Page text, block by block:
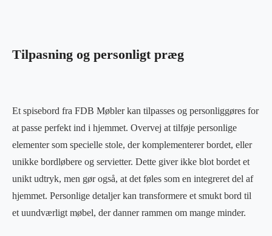
Tilpasning og personligt præg
Et spisebord fra FDB Møbler kan tilpasses og personliggøres for
at passe perfekt ind i hjemmet. Overvej at tilføje personlige
elementer som specielle stole, der komplementerer bordet, eller
unikke bordløbere og servietter. Dette giver ikke blot bordet et
unikt udtryk, men gør også, at det føles som en integreret del af
hjemmet. Personlige detaljer kan transformere et smukt bord til
et uundværligt møbel, der danner rammen om mange minder.